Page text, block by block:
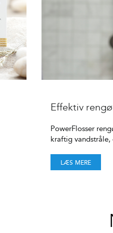
Effektiv
PowerFlosser
kraftig
LÆS MERE